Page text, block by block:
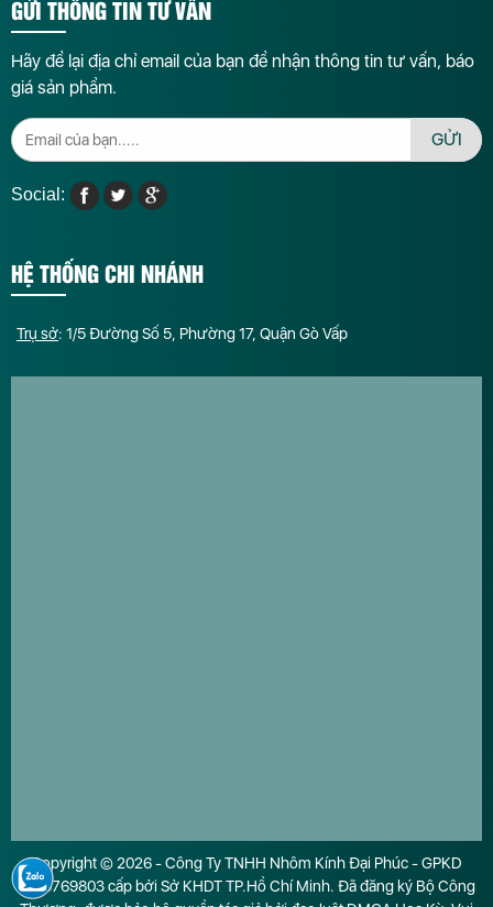
GỬI THÔNG TIN TƯ VẤN
Hãy để lại địa chỉ email của bạn để nhận thông tin tư vấn, báo
giá sản phẩm.
GỬI
Social:
HỆ THỐNG CHI NHÁNH
Trụ sở: 1/5 Đường Số 5, Phường 17, Quận Gò Vấp
Copyright © 2026 - Công Ty TNHH Nhôm Kính Đại Phúc - GPKD
0316769803 cấp bởi Sở KHDT TP.Hồ Chí Minh. Đã đăng ký Bộ Công